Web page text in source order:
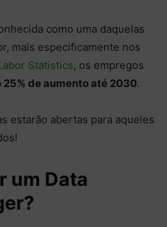
como uma daquelas
mais especificamente nos
Statistics, os empregos
25% de aumento até 2030.
estarão abertas para aqueles
um Data